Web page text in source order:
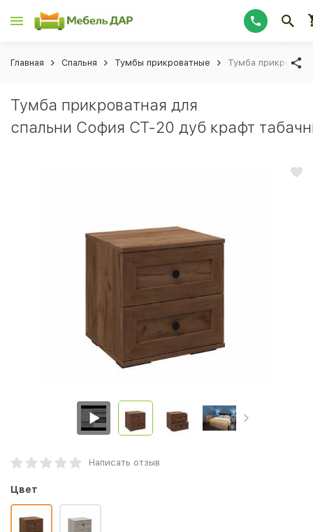
Главная Спальня Тумбы прикроватные Тумба
Тумба прикроватная для
спальни София СТ-20 дуб крафт
Написать отзыв
Цвет